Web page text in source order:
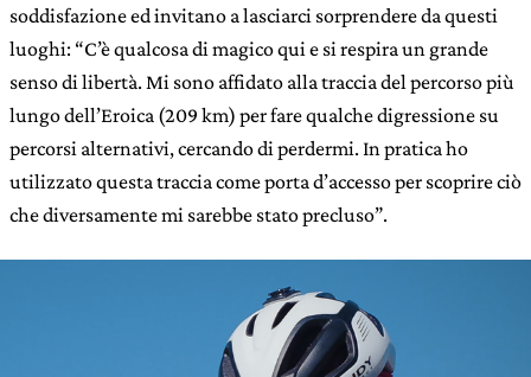
soddisfazione ed invitano a lasciarci sorprendere da questi
luoghi: “C’è qualcosa di magico qui e si respira un grande
senso di libertà. Mi sono affidato alla traccia del percorso più
lungo dell’Eroica (209 km) per fare qualche digressione su
percorsi alternativi, cercando di perdermi. In pratica ho
utilizzato questa traccia come porta d’accesso per scoprire ciò
che diversamente mi sarebbe stato precluso”.